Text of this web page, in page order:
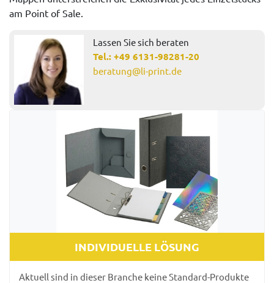
am Point of Sale.
Lassen Sie sich beraten
Tel.: +49 6131-98281-20
beratung@li-print.de
INDIVIDUELLE LÖSUNG
Aktuell sind in dieser Branche keine Standard-Produkte